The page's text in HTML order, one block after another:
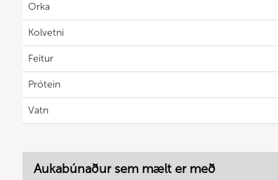
Orka
Kolvetni
Feitur
Prótein
Vatn
Aukabúnaður sem mælt er með